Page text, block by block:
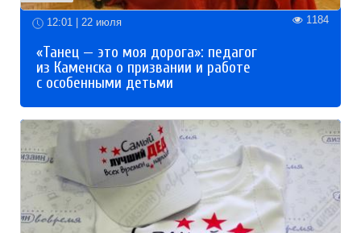
12:01 | 22 июля 1184
«Танец — это моя дорога»: педагог
из Каменска о призвании и работе
с особенными детьми